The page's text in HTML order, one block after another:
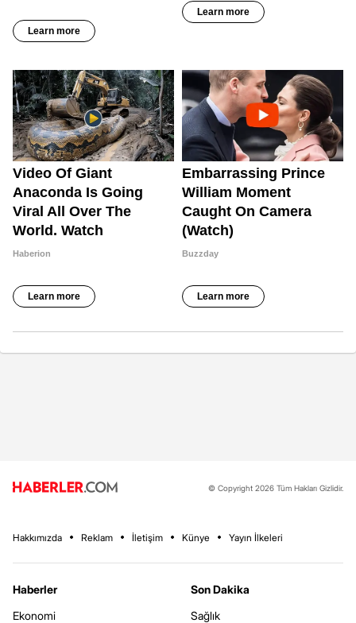
© Copyright 2026 Tüm Hakları Gizlidir.
Hakkımızda Reklam İletişim Künye Yayın İlkeleri
Haberler
Ekonomi
Son Dakika
Sağlık